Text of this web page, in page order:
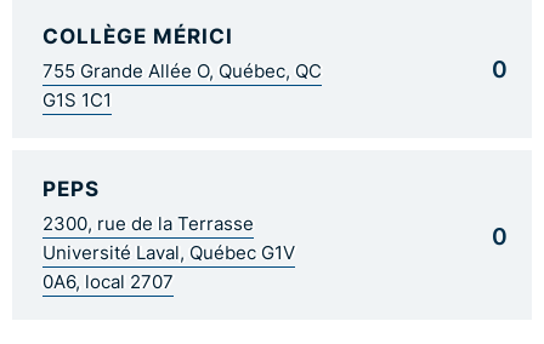
COLLÈGE MÉRICI
755 Grande Allée O, Québec, QC
G1S 1C1
0
PEPS
2300, rue de la Terrasse
Université Laval, Québec G1V
0A6, local 2707
0